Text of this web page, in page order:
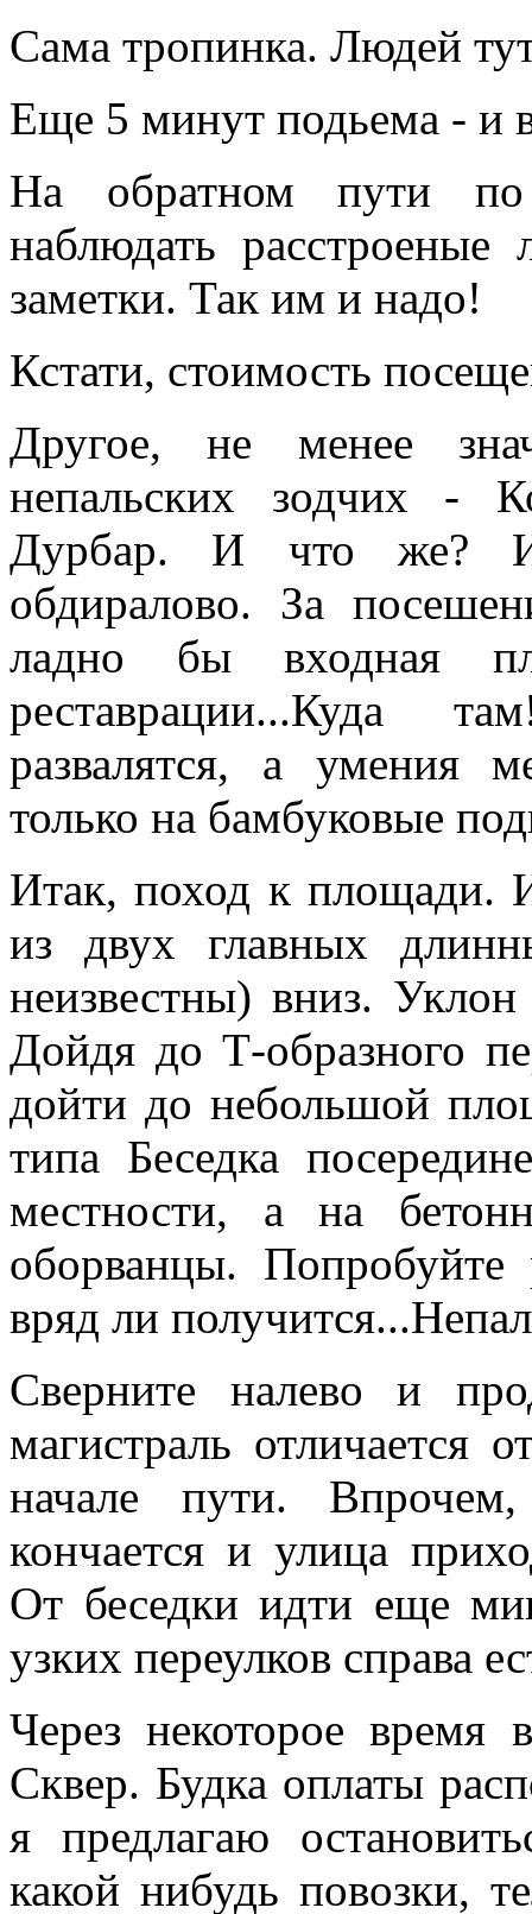
Сама тропинка. Людей
Еще 5 минут подьема - и
На обратном пути
наблюдать
заметки. Так им и надо!
Кстати, стоимость
Другое, не менее
непальских зодчих -
Дурбар. И что же? И
обдиралово. За
ладно бы входная
реставрации...Куда
развалятся, а умения
только на бамбуковые
Итак, поход к площади.
из двух главных
неизвестны) вниз.
Дойдя до Т-образного
дойти до небольшой
типа Беседка
местности, а на
оборванцы. Попробуйте
вряд ли
Сверните налево и
магистраль отличается
начале пути.
кончается и улица
От беседки идти еще
узких переулков справа
Через некоторое время
Сквер. Будка оплаты
я предлагаю
какой нибудь повозки,